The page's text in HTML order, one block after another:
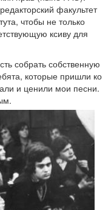
факультет
чтобы не только
ксиву для
собрать собственную
которые пришли ко
и ценили мои песни.